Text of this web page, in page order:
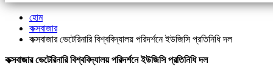
হোম
কক্সবাজার
কক্সবাজার ভেটেরিনারি বিশ্ববিদ্যালয় পরিদর্শনে ইউজিসি প্রতিনিধি দল
কক্সবাজার ভেটেরিনারি বিশ্ববিদ্যালয় পরিদর্শনে ইউজিসি প্রতিনিধি দল